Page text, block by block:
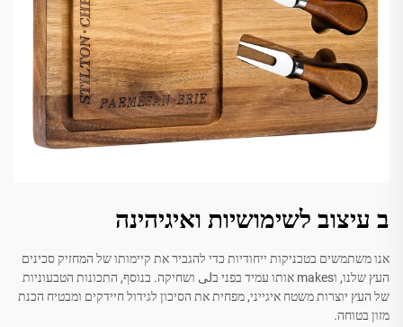
ב עיצוב לשימושיות ואיגיהינה
אנו משתמשים בטכניקות ייחודיות כדי להגביר את קיימותו של המחזיק סכינים
העץ שלנו, וmakes אותו עמיד בפני בلى ושחיקה. בנוסף, התכונות הטבעוניות
של העץ יוצרות משטח איגייני, מפחית את הסיכון לגידול חיידקים ומבטיח הכנת
מזון בטוחה.